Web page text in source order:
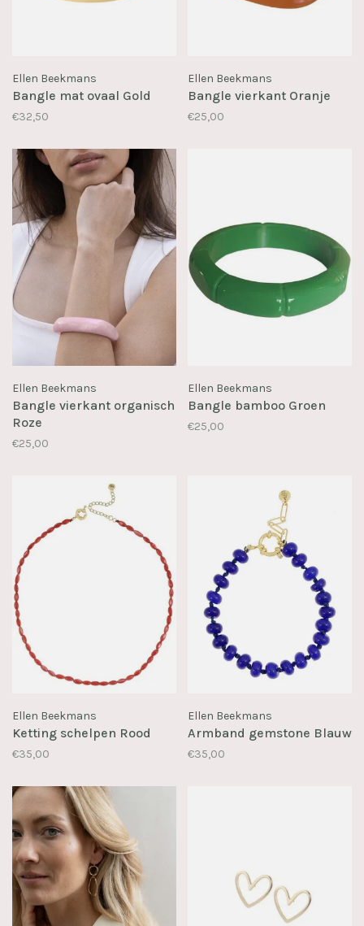
Ellen Beekmans
Bangle mat ovaal Gold
€32,50
Ellen Beekmans
Bangle vierkant Oranje
€25,00
Ellen Beekmans
Bangle vierkant organisch
Roze
€25,00
Ellen Beekmans
Bangle bamboo Groen
€25,00
Ellen Beekmans
Ketting schelpen Rood
€35,00
Ellen Beekmans
Armband gemstone Blauw
€35,00